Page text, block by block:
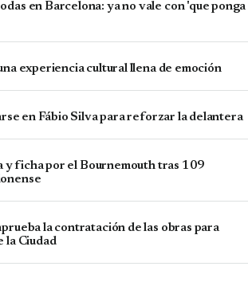
en Barcelona: ya no vale con 'que ponga
experiencia cultural llena de emoción
en Fábio Silva para reforzar la delantera
y ficha por el Bournemouth tras 109
la contratación de las obras para
la Ciudad